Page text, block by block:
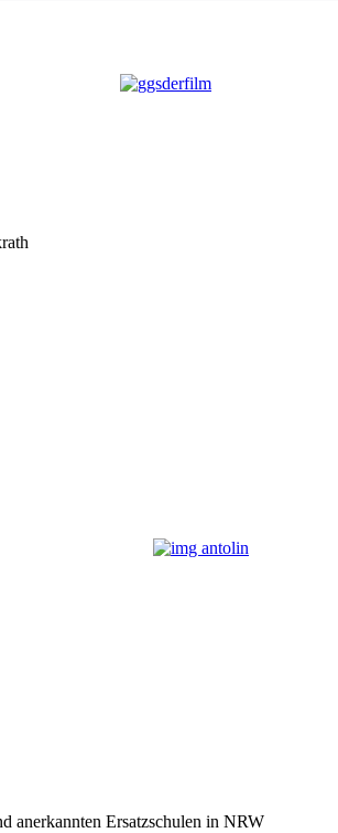
anerkannten Ersatzschulen in NRW